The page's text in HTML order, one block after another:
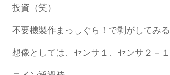
投資（笑）
不要機製作まっしぐら！で剥がしてみ
想像としては、センサ１、センサ２－